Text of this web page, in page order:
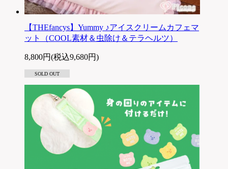
【THEfancys】Yummy ♪アイスクリームカフェマ
ット（COOL素材＆虫除け＆テラヘルツ）
8,800円(税込9,680円)
SOLD OUT